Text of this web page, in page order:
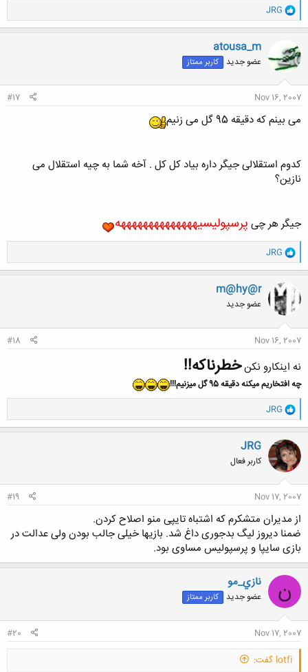
و
ا
ک
ش
ه
ا
JRG
atousa_m
عضو جدید کاربر ممتاز
Nov 16, 2007
#17
می بینم که دقیقه 95 گل می زنیم
کدوم استقلالی جیگر داره بیاد کل کل . آخه شما به چیه استقلال می
نازین؟
جیگر هر چی پرسپولیسیههههههههههههههه
و
ا
ک
ن
ش
ه
ا
JRG
m@hy@r
عضو جدید
Nov 16, 2007
#18
نه اینکارو نکنخطرناکه!!
چه افتخاریم میکنه دقیقه 95 گل میزنیم!!!
و
ا
ک
ن
ش
ه
ا
JRG
JRG
کاربر فعال
Nov 17, 2007
#19
از مدیران متشکرم که اشتباه تایپی منو اصلاح کردن.
ضمنا دیروز لیگ بدجوری داغ شد. بازیها خیلی جالب بودن ولی عدالت در
بازی سایپا و پرسپولیس مساوی بود.
ن نازي_مو
عضو جدید کاربر ممتاز
Nov 17, 2007
#20
lotfi گفت: